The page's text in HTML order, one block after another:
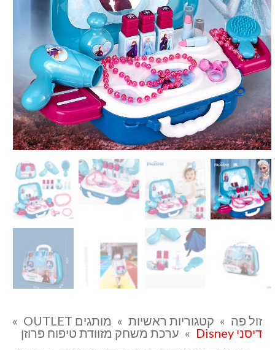
זול פה » קטגוריות ראשיות » מותגים OUTLET
»
דיסני Disney
» ערכת משחק מזוודת טיפוח פרוזן